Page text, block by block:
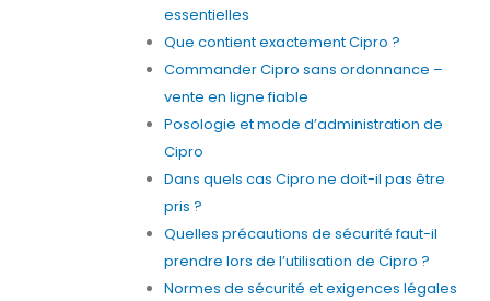
essentielles
Que contient exactement Cipro ?
Commander Cipro sans ordonnance –
vente en ligne fiable
Posologie et mode d’administration de
Cipro
Dans quels cas Cipro ne doit-il pas être
pris ?
Quelles précautions de sécurité faut-il
prendre lors de l’utilisation de Cipro ?
Normes de sécurité et exigences légales